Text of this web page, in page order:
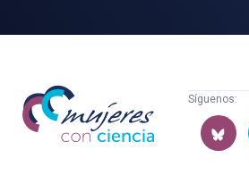
Mujeres
con
ciencia
Síguenos: